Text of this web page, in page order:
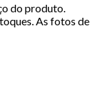
do produto.
As fotos de